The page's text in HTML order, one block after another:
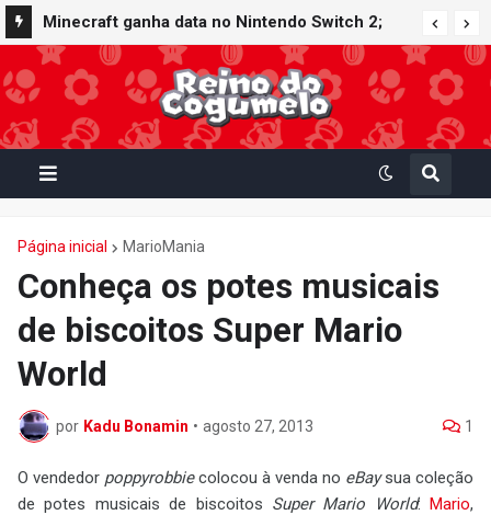
Minecraft ganha data no Nintendo Switch 2;
Super Mario Mash-Up receberá atualização
gráfica exclusiva
Página inicial MarioMania
Conheça os potes musicais
de biscoitos Super Mario
World
por Kadu Bonamin • agosto 27, 2013 1
O vendedor poppyrobbiecolocou à venda no eBaysua coleção
de potes musicais de biscoitos Super Mario World: Mario,